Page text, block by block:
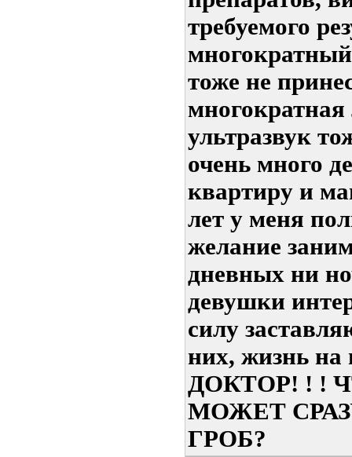
требуемого
тоже не
многократная
ультразвук
очень много
квартиру и
лет у меня
желание
дневных ни
девушки
силу
них, жизнь
ДОКТОР! ! !
МОЖЕТ
ГРОБ?